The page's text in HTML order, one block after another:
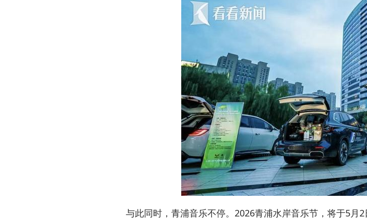
与此同时，青浦音乐不停。2026青浦水岸音乐节，将于5月2